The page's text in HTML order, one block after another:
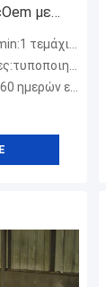
με
/ Τεμάχια
κατά την εξαγωγή
τον τύπο προϊόντων